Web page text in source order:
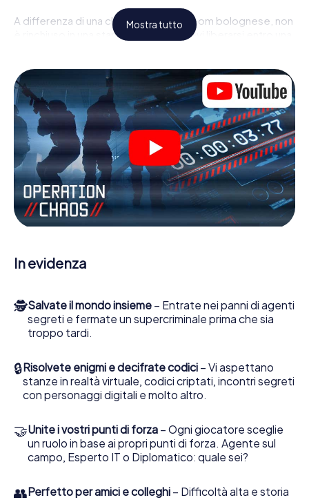
A differenza di una classica Escape Room bolognese, non
è rinchiuso in una stanza dalla quale devi liberarsi entro una
personale! Il requisito tecnico per la sua avventura da
agente a Litherland é uno smartphone con accesso a
Internet mobile. Un clic le dà accesso alla nostra app web.
Non è necessario installare nulla per essere trascinati
nell'azione da video interattivi, minigiochi complicati e
molte altre funzionalità.
Lavori insieme con una squadra, origli le spie nemiche e
porti gli ufficiali di collegamento dalla sua parte. In questo
Escape Game a Litherland lei e la sua squadra dovete
essere pronti a fermare i cattivi. A differenza di James
Bond and Co., tuttavia, non diventate eroi silenziosi: lei e
del Litherland e avrete accesso alla vostra personale
galleria di immagini. Il gioco di Escape di myCityHunt rende
segreti e trasformi Litherland in un'Escape Room
all'aperto!
Mostra tutto
In evidenza
🕵Salvate il mondo insieme – Entrate nei panni di agenti
segreti e fermate un supercriminale prima che sia
troppo tardi.
🔒Risolvete enigmi e decifrate codici – Vi aspettano
stanze in realtà virtuale, codici criptati, incontri segreti
con personaggi digitali e molto altro.
🤝Unite i vostri punti di forza – Ogni giocatore sceglie
un ruolo in base ai propri punti di forza. Agente sul
campo, Esperto IT o Diplomatico: quale sei?
👥Perfetto per amici e colleghi – Difficoltà alta e storia